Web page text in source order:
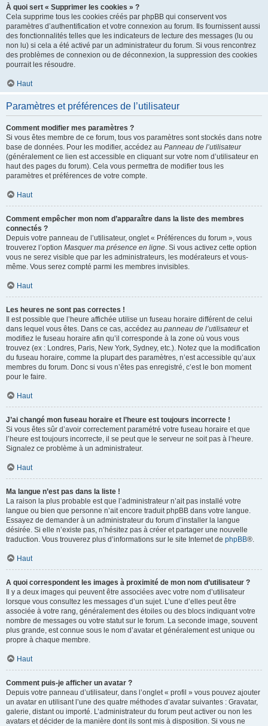
À quoi sert « Supprimer les cookies » ?
Cela supprime tous les cookies créés par phpBB qui conservent vos
paramètres d’authentification et votre connexion au forum. Ils fournissent aussi
des fonctionnalités telles que les indicateurs de lecture des messages (lu ou
non lu) si cela a été activé par un administrateur du forum. Si vous rencontrez
des problèmes de connexion ou de déconnexion, la suppression des cookies
pourrait les résoudre.
Haut
Paramètres et préférences de l’utilisateur
Comment modifier mes paramètres ?
Si vous êtes membre de ce forum, tous vos paramètres sont stockés dans notre
base de données. Pour les modifier, accédez au Panneau de l’utilisateur
(généralement ce lien est accessible en cliquant sur votre nom d’utilisateur en
haut des pages du forum). Cela vous permettra de modifier tous les
paramètres et préférences de votre compte.
Haut
Comment empêcher mon nom d’apparaître dans la liste des membres
connectés ?
Depuis votre panneau de l’utilisateur, onglet « Préférences du forum », vous
trouverez l’option Masquer ma présence en ligne. Si vous activez cette option
vous ne serez visible que par les administrateurs, les modérateurs et vous-
même. Vous serez compté parmi les membres invisibles.
Haut
Les heures ne sont pas correctes !
Il est possible que l’heure affichée utilise un fuseau horaire différent de celui
dans lequel vous êtes. Dans ce cas, accédez au panneau de l’utilisateuret
modifiez le fuseau horaire afin qu’il corresponde à la zone où vous vous
trouvez (ex : Londres, Paris, New York, Sydney, etc.). Notez que la modification
du fuseau horaire, comme la plupart des paramètres, n’est accessible qu’aux
membres du forum. Donc si vous n’êtes pas enregistré, c’est le bon moment
pour le faire.
Haut
J’ai changé mon fuseau horaire et l’heure est toujours incorrecte !
Si vous êtes sûr d’avoir correctement paramétré votre fuseau horaire et que
l’heure est toujours incorrecte, il se peut que le serveur ne soit pas à l’heure.
Signalez ce problème à un administrateur.
Haut
Ma langue n’est pas dans la liste !
La raison la plus probable est que l’administrateur n’ait pas installé votre
langue ou bien que personne n’ait encore traduit phpBB dans votre langue.
Essayez de demander à un administrateur du forum d’installer la langue
désirée. Si elle n’existe pas, n’hésitez pas à créer et partager une nouvelle
traduction. Vous trouverez plus d’informations sur le site Internet de phpBB®.
Haut
A quoi correspondent les images à proximité de mon nom d’utilisateur ?
Il y a deux images qui peuvent être associées avec votre nom d’utilisateur
lorsque vous consultez les messages d’un sujet. L’une d’elles peut être
associée à votre rang, généralement des étoiles ou des blocs indiquant votre
nombre de messages ou votre statut sur le forum. La seconde image, souvent
plus grande, est connue sous le nom d’avatar et généralement est unique ou
propre à chaque membre.
Haut
Comment puis-je afficher un avatar ?
Depuis votre panneau d’utilisateur, dans l’onglet « profil » vous pouvez ajouter
un avatar en utilisant l’une des quatre méthodes d’avatar suivantes : Gravatar,
galerie, distant ou importé. L’administrateur du forum peut activer ou non les
avatars et décider de la manière dont ils sont mis à disposition. Si vous ne